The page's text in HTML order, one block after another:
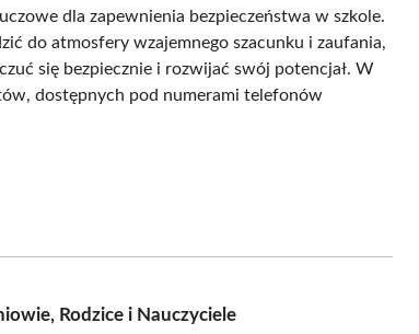
dla zapewnienia bezpieczeństwa w szkole.
do atmosfery wzajemnego szacunku i zaufania,
się bezpiecznie i rozwijać swój potencjał. W
dostępnych pod numerami telefonów
Rodzice i Nauczyciele